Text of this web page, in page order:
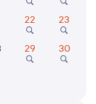
22 23
29 30